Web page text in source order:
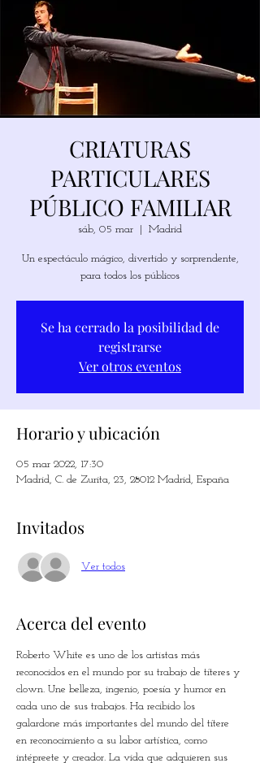
CRIATURAS
PARTICULARES
PÚBLICO FAMILIAR
sáb, 05 mar Madrid
Un espectáculo mágico, divertido y sorprendente,
para todos los públicos
Se ha cerrado la posibilidad de
registrarse
Ver otros eventos
Horario y ubicación
05 mar 2022, 17:30
Madrid, C. de Zurita, 23, 28012 Madrid, España
Invitados
Ver todos
Acerca del evento
Roberto White es uno de los artistas más
reconocidos en el mundo por su trabajo de títeres y
clown. Une belleza, ingenio, poesía y humor en
cada uno de sus trabajos. Ha recibido los
galardone más importantes del mundo del títere
en reconocimiento a su labor artística, como
intépreete y creador. La vida que adquieren sus